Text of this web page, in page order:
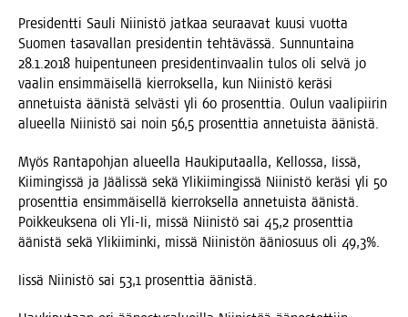
Pre­si­dent­ti Sau­li Nii­nis­tö jat­kaa seu­raa­vat kuusi vuot­ta
Suo­men tasa­val­lan pre­si­den­tin teh­tä­väs­sä. Sun­nun­tai­na
28.1.2018 hui­pen­tu­neen pre­si­den­tin­vaa­lin tulos oli sel­vä jo
vaa­lin ensim­mäi­sel­lä kier­rok­sel­la, kun Nii­nis­tö kerä­si
anne­tuis­ta äänis­tä sel­väs­ti yli 60 pro­sent­tia. Oulun vaa­li­pii­rin
alu­eel­la Nii­nis­tö sai noin 56,5 pro­sent­tia anne­tuis­ta äänistä.
Myös Ran­ta­poh­jan alu­eel­la Hau­ki­pu­taal­la, Kel­los­sa, Iis­sä,
Kii­min­gis­sä ja Jää­lis­sä sekä Yli­kii­min­gis­sä Nii­nis­tö kerä­si yli 50
pro­sent­tia ensim­mäi­sel­lä kier­rok­sel­la anne­tuis­ta äänis­tä.
Poik­keuk­se­na oli Yli-Ii, mis­sä Nii­nis­tö sai 45,2 pro­sent­tia
äänis­tä sekä Yli­kii­min­ki, mis­sä Nii­nis­tön äänio­suus oli 49,3%.
Iis­sä Nii­nis­tö sai 53,1 pro­sent­tia äänistä.